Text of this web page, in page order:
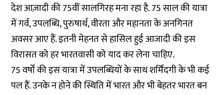
देश आज़ादी की 75वीं सालगिरह मना रहा है. 75 साल की यात्रा
में गर्व, उपलब्धि, पुरुषार्थ, वीरता और महानता के अनगिनत
अवसर आए हैं. इतनी मेहनत से हासिल हुई आजादी की इस
विरासत को हर भारतवासी को याद कर लेना चाहिए.
75 वर्षों की इस यात्रा में उपलब्धियों के साथ शर्मिंदगी के भी कई
पल हैं. उनके न होने की स्थिति में भारत और भी बेहतर भारत बन